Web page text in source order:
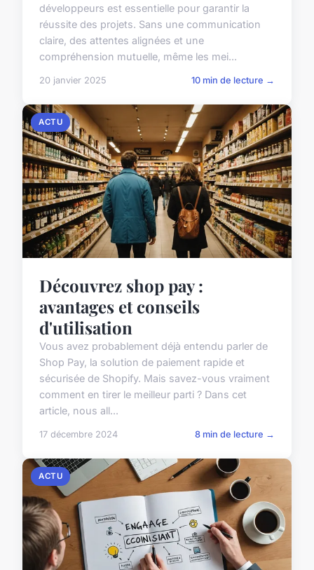
développeurs est essentielle pour garantir la
réussite des projets. Sans une communication
claire, des attentes alignées et une
compréhension mutuelle, même les mei...
20 janvier 2025 10 min de lecture →
ACTU
Découvrez shop pay :
avantages et conseils
d'utilisation
Vous avez probablement déjà entendu parler de
Shop Pay, la solution de paiement rapide et
sécurisée de Shopify. Mais savez-vous vraiment
comment en tirer le meilleur parti ? Dans cet
article, nous all...
17 décembre 2024 8 min de lecture →
ACTU